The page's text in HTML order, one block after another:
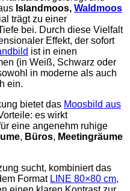
Islandmoos, Waldmoos
trägt zu einer
bei. Durch diese Vielfalt
Effekt, der sofort
ist in einen
(in Weiß, Schwarz oder
in moderne als auch
ein.
bietet das Moosbild aus
es wirkt
eine angenehm ruhige
, Büros, Meetingräume
sucht, kombiniert das
Format LINE 80×80 cm,